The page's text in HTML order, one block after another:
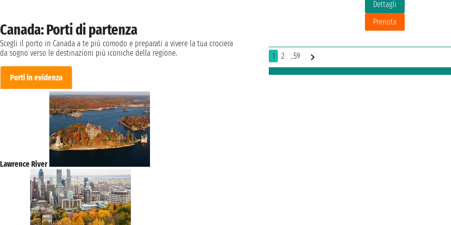
Dettagli
Prenota
1 2 ..59
Canada: Porti di partenza
Scegli il porto in Canada a te più comodo e preparati a vivere la tua crociera
da sogno verso le destinazioni più iconiche della regione.
Porti in evidenza
Lawrence River